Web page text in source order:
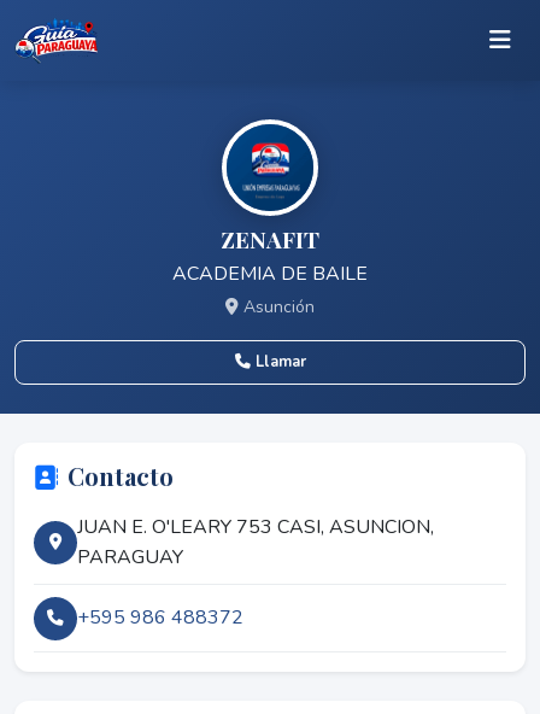
ZENAFIT
ACADEMIA DE BAILE
Asunción
Llamar
Contacto
JUAN E. O'LEARY 753 CASI, ASUNCION,
PARAGUAY
+595 986 488372